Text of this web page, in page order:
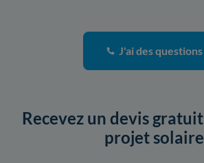
J'ai des questions
Recevez un devis
projet solaire